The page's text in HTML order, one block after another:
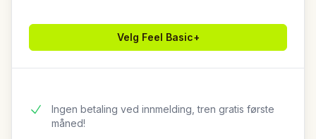
Velg Feel Basic+
Ingen betaling ved innmelding, tren gratis første
måned!